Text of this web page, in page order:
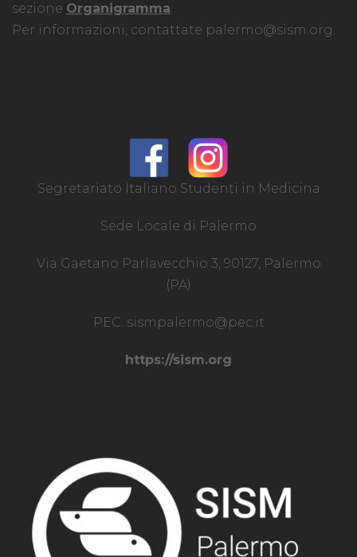
sezione Organigramma.
Per informazioni, contattate palermo@sism.org.
Segretariato Italiano Studenti in Medicina
Sede Locale di Palermo
Via Gaetano Parlavecchio 3, 90127, Palermo
(PA)
PEC: sismpalermo@pec.it
https://sism.org